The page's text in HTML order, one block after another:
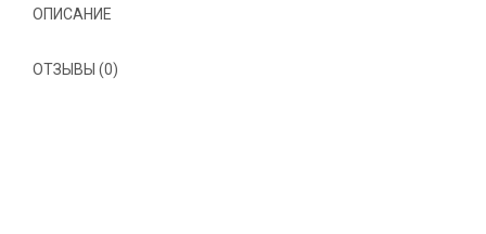
ОПИСАНИЕ
ОТЗЫВЫ (0)